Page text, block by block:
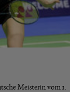
Meisterin vom 1.